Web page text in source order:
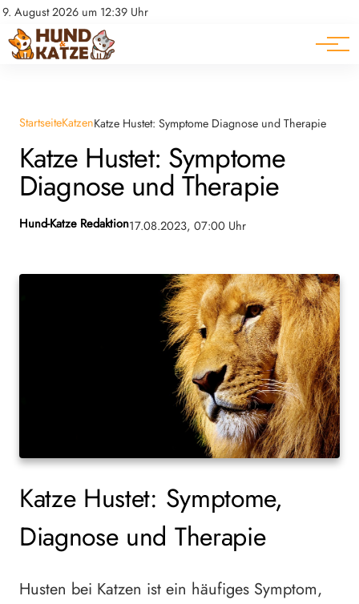
9. August 2026 um 12:39 Uhr
Datenschutz
Impressum
Pferde
Ratgeber
StartseiteKatzenKatze Hustet: Symptome Diagnose und Therapie
Katze Hustet: Symptome
Diagnose und Therapie
Hund-Katze Redaktion17.08.2023, 07:00 Uhr
Katze Hustet: Symptome,
Diagnose und Therapie
Husten bei Katzen ist ein häufiges Symptom,